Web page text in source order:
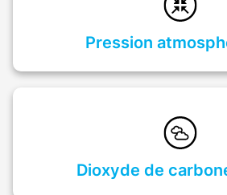
Pression
Dioxyde de